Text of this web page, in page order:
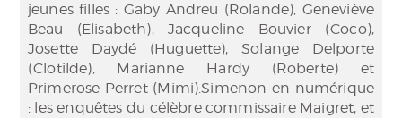
jeunes filles : Gaby Andreu (Rolande), Geneviève
Beau (Elisabeth), Jacqueline Bouvier (Coco),
Josette Daydé (Huguette), Solange Delporte
(Clotilde), Marianne Hardy (Roberte) et
Primerose Perret (Mimi).Simenon en numérique
: les enquêtes du célèbre commissaire Maigret, et